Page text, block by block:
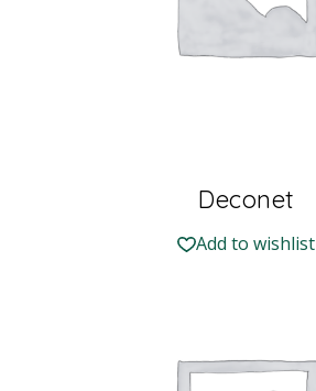
Deconet
Add to wishlist